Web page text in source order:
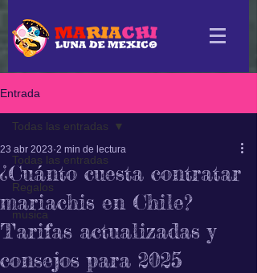
Entrada
Todas las entradas
Regalos
musica
Todas las entradas
¿Cuánto cuesta contratar
mariachis en Chile?
Tarifas actualizadas y
consejos para 2025
23 abr 2023 2 min de lectura